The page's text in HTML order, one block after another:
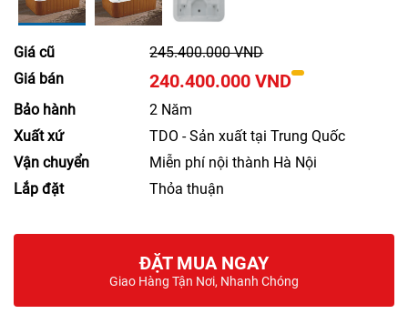
Giá cũ
245.400.000 VND
Giá bán
240.400.000 VND
Bảo hành
2 Năm
Xuất xứ
TDO - Sản xuất tại Trung Quốc
Vận chuyển
Miễn phí nội thành Hà Nội
Lắp đặt
Thỏa thuận
ĐẶT MUA NGAY
Giao Hàng Tận Nơi, Nhanh Chóng